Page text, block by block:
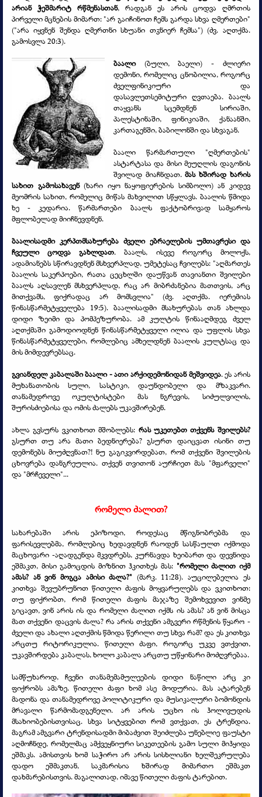
არიან ჭეშმარიტ რწმენასთან, რადგან ეს არის ცოდვა ღმრთის
პირველი მცნების მიმართ: "არ გაიჩინოთ ჩემს გარდა სხვა ღმერთები"
("არა იყვნენ შენდა ღმერთნი სხუანი თჳნიერ ჩემსა") (ძვ. აღთქმა.
გამოსვლა 20:3).
ბაალი (ბული, ბაელი) -
ძლიერი
დემონი, რომელიც ცნობილია, როგორც
ძველფინიკიური და
დასავლეთსემიტური ღვთაება. ბაალს
თაყვანს სცემდნენ სირიაში,
პალესტინაში, ფინიკიაში, ქანაანში,
კართაგენში, ბაბილონში და სხვაგან.
ბაალი წარმართული "ღმერთების"
ასტარტასა და მისი მეუღლის დაგონის
შვილად მიაჩნდათ. მას ხშირად ხარის
სახით გამოსახავენ (ხარი იყო ნაყოფიერების სიმბოლო) ან კიდევ
მეომრის სახით, რომელიც მიწას მახვილით სწყლავს. ბაალის წმიდა
ხე -
კედარია. წარმართები ბაალს ფაქტობრივად სამყაროს
მფლობელად მიიჩნევდნენ.
ბაალისადმი კერპთმსახურება ძველი ებრაელების უმთავრესი და
ჩვეული ცოდვა გახლდათ. ბაალს, ისევე როგორც მოლოქს,
ადამიანებს სწირავდნენ მსხვერპლად, უმეტესაც ჩვილებს: "აღმართეს
ბაალის საკერპოები, რათა ცეცხლში დაუწვან თავიანთი შვილები
ბაალს აღსავლენ მსხვერპლად, რაც არ მიბრძანებია მათთვის, არც
მითქვამს, ფიქრადაც არ მომსვლია" (ძვ. აღთქმა. იერემიას
წინასწარმეტყველება 19:5). ბაალისადმი მსახურებას თან ახლდა
დიდი ზეიმი და პომპეზურობა. ამ კულტის წინააღმდეგ ძველ
აღთქმაში გამოდიოდნენ წინასწარმეტყველი ილია და უფლის სხვა
წინასწარმეტყველები, რომლებიც ამხელდნენ ბაალის კულტსაც და
მის მიმდევრებსაც.
გვიანდელ კაბალაში ბაალი -ათი არქიდემონიდან მეშვიდეა. ეს არის
მუხანათობის სული, სასტიკი, დაუნდობელი და მზაკვარი.
თანამედროვე ოკულტისტები მას ნგრევის, სიძულვილის,
შურისძიებისა და ომის ძალებს უკავშირებენ.
ახლა გვსურს ვკითხოთ მშობლებს: რას უკეთებთ თქვენს შვილებს?
გსურთ თუ არა მათი ბედნიერება? გსურთ დაიცვათ ისინი თუ
დემონებს მიუძღვნათ?! ნუ გაგიკვირდებათ, რომ თქვენი შვილების
ცხოვრება დანგრეულია. თქვენ თვითონ აურჩიეთ მას "მფარველი"
და "მრჩეველი"...
რომელი ძალით?
სახარებაში არის ეპიზოდი, როდესაც მწიგნობრებმა და
ფარისევლებმა, რომლებიც ხედავდნენ რაოდენ სასწაულთ იქმოდა
მაცხოვარი -აღადგენდა მკვდრებს, კურნავდა ხეიბართ და დევნიდა
ეშმაკთ, მისი გამოცდის მიზნით ჰკითხეს მას: "რომელი ძალით იქმ
ამას? ან ვინ მოგცა ამისი ძალა?" (მარკ. 11:28). აუცილებელია ეს
კითხვა შევუბრუნოთ წითელი ძაფის მოყვარულებს და ვკითხოთ:
თუ ფიქრობთ, რომ წითელი ძაფის მაჯაზე შემოხვევით ვინმე
გიცავთ, ვინ არის ის და რომელი ძალით იქმს ის ამას? ან ვინ მისცა
მათ თქვენი დაცვის ძალა? რა არის თქვენი ამგვერი რწმენის წყარო -
ძველი და ახალი აღთქმის წმიდა წერილი თუ სხვა რამ? და ეს კითხვა
არცთუ რიტორიკულია. წითელი ძაფი, როგორც უკვე ვთქვით,
უკავშირდება კაბალას, ხოლო კაბალა არცთუ უწყინარი მოძღვრებაა.
სამწუხაროდ, ჩვენი თანამემამულეების დიდი ნაწილი არც კი
ფიქრობს ამაზე. წითელი ძაფი ხომ ასე მოდურია. მას ატარებენ
მადონა და თანამედროვე პოლიტიკური და მუსიკალური ბომონდის
მრავალი წარმომადგენელი. არ არის უცხო ის ჰოლივუდის
მსახიობებისთვისაც. სხვა სიტყვებით რომ ვთქვათ, ეს ტრენდია.
მაგრამ ამგვარი ტრენდისადმი მიბაძვით შეიძლება უნებლიე ფაუსტი
აღმოჩნდე, რომელმაც ამქვეყნიური სიკეთეების გამო სული მიჰყიდა
ეშმაკს. ამისთვის ხომ საჭირო არ არის სისხლიანი ხელშეკრულება
დადო ეშმაკთან, საკმარისია ხშირად მიმართო ეშმაკთ
დახმარებისთვის. მაგალითად, იმავე წითელი ძაფის ტარებით.